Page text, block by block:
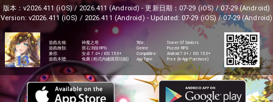
版本：v2026.411 (iOS) / 2026.411(Android) - 更新日期： 07-29 (iOS) / 07-29(Android)
Version: v2026.411 (iOS) / 2026.411 (Android) - Updated: 07-29 (iOS) / 07-29(Android)
遊戲名稱:
遊戲種類:
兼容:
遊戲本體:
神魔之塔
寶石消除RPG
安卓 7.0+ / iOS 15.0+
免費 (程式內建購買功能)
Title:
Genre:
Compatible:
App Type:
Tower Of Saviors
Puzzle RPG
Android 7.0+ / iOS 15.0+
Free (In-App Purchase)